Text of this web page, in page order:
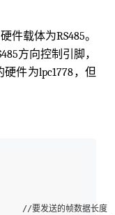
件载体为RS485。
方向控制引脚，
件为lpc1778，但
//要发送的帧数据长